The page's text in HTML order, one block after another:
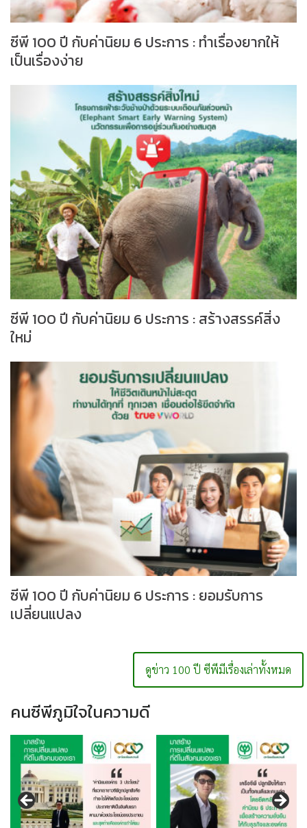
ซีพี 100 ปี กับค่านิยม 6 ประการ : ทำเรื่องยากให้
เป็นเรื่องง่าย
ซีพี 100 ปี กับค่านิยม 6 ประการ : สร้างสรรค์สิ่ง
ใหม่
ซีพี 100 ปี กับค่านิยม 6 ประการ : ยอมรับการ
เปลี่ยนแปลง
ดูข่าว 100 ปี ซีพีมีเรื่องเล่าทั้งหมด
คนซีพีภูมิใจในความดี